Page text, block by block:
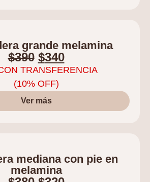
grande melamina
$390 $340
TRANSFERENCIA
(10% OFF)
Ver más
mediana con pie en
melamina